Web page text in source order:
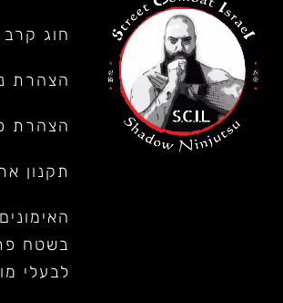
חוג
הצהרת
הצהרת
תקנון
בשטח
לבעלי